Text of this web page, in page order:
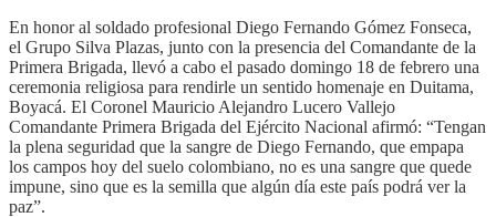
En honor al soldado profesional Diego Fernando Gómez Fonseca,
el Grupo Silva Plazas, junto con la presencia del Comandante de la
Primera Brigada, llevó a cabo el pasado domingo 18 de febrero una
ceremonia religiosa para rendirle un sentido homenaje en Duitama,
Boyacá. El Coronel Mauricio Alejandro Lucero Vallejo
Comandante Primera Brigada del Ejército Nacional afirmó: “Tengan
la plena seguridad que la sangre de Diego Fernando, que empapa
los campos hoy del suelo colombiano, no es una sangre que quede
impune, sino que es la semilla que algún día este país podrá ver la
paz”.